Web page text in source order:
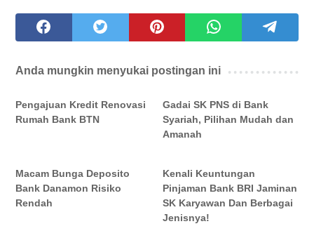
Anda mungkin menyukai postingan ini
Pengajuan Kredit Renovasi
Rumah Bank BTN
Gadai SK PNS di Bank
Syariah, Pilihan Mudah dan
Amanah
Macam Bunga Deposito
Bank Danamon Risiko
Rendah
Kenali Keuntungan
Pinjaman Bank BRI Jaminan
SK Karyawan Dan Berbagai
Jenisnya!